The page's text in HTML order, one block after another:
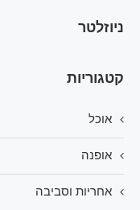
ניוזלטר
קטגוריות
אוכל
אופנה
אחריות וסביבה